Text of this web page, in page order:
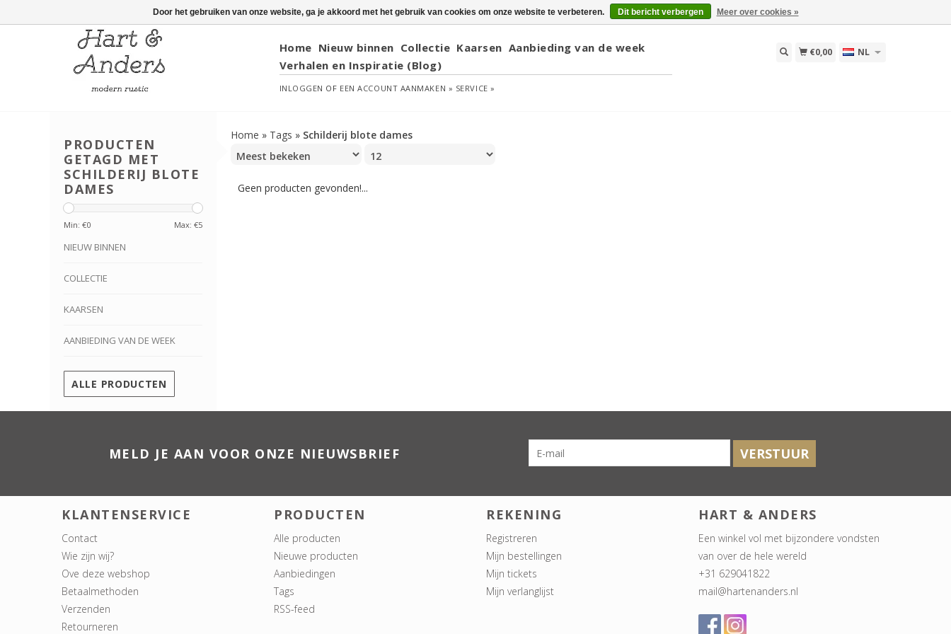
Home Nieuw binnen Collectie Kaarsen Aanbieding van de week
Verhalen en Inspiratie (Blog)
INLOGGEN OF EEN ACCOUNT AANMAKEN » SERVICE »
€0,00 NL
PRODUCTEN
GETAGD MET
SCHILDERIJ BLOTE
DAMES
Min: €0 Max: €5
NIEUW BINNEN
COLLECTIE
KAARSEN
AANBIEDING VAN DE WEEK
ALLE PRODUCTEN
Home » Tags » Schilderij blote dames
Geen producten gevonden!...
MELD JE AAN VOOR ONZE NIEUWSBRIEF VERSTUUR
KLANTENSERVICE
Contact
Wie zijn wij?
Ove deze webshop
Betaalmethoden
Verzenden
Retourneren
PRODUCTEN
Alle producten
Nieuwe producten
Aanbiedingen
Tags
RSS-feed
REKENING
Registreren
Mijn bestellingen
Mijn tickets
Mijn verlanglijst
HART & ANDERS
Een winkel vol met bijzondere vondsten
van over de hele wereld
+31 629041822
mail@hartenanders.nl
Door het gebruiken van onze website, ga je akkoord met het gebruik van cookies om onze website te verbeteren. Dit bericht verbergen Meer over cookies »